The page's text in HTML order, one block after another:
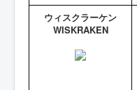
ウィスクラーケン
WISKRAKEN